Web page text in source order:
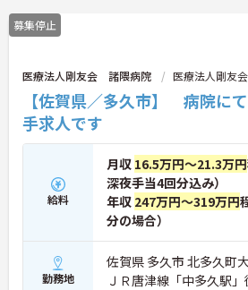
募集停止
医療法人剛友会 諸隈病院 医療法人剛友
【佐賀県／多久市】 病院に
手求人です
給料
月収 16.5万円～21.3万円
深夜手当4回分込み）
年収 247万円～319万円
分の場合）
勤務地
佐賀県 多久市 北多久町
ＪＲ唐津線「中多久駅